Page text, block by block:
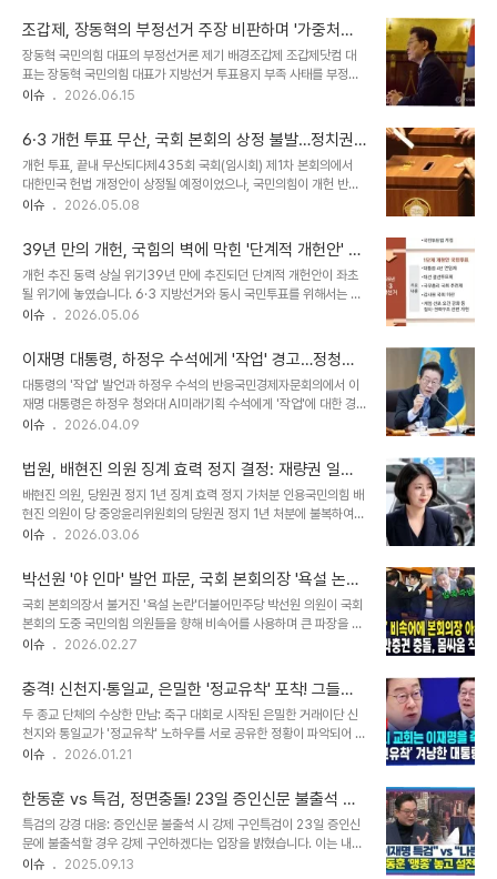
며 이재명 정부를 의심하는 ..
재명 정부를 뒷받침하는 것이 중요하다고 강조했습니다. 과거 대선 패
배 책임과 당대표직 사퇴 경험 언급송 의원은 지난 대선 패배 직후 당
대표직에서 물러난 자신의 경험을 거론하며 정 대표를 우회적으로 비
판했습니다. 당시 이재명 후보가 당대표 사퇴를 만류했음에도 불구하
고 대선 패배의 책임을 지고 즉시 사임했다고 설명했습니다. 이는 당대
신임 민정수석 인선 및 과거 수사 ..
조갑제, 장동혁의 부정선거 주장 비판하며 '가중처벌'
촉구
장동혁 국민의힘 대표의 부정선거론 제기 배경조갑제 조갑제닷컴 대
표는 장동혁 국민의힘 대표가 지방선거 투표용지 부족 사태를 부정선
거로 몰아가는 것에 대해 강하게 비판했습니다. 장동혁 대표가 공당의
국민의힘을 '먹잇감'으로 만들고 있다고 주장했습니다. 또한, 공정한
선거를 부정선거로 선동하는 행위는 일체의 공직에서 몰아내야 한다
고 강조했습니다. 조갑제의 비판과 제안조 대표는 장동혁 대표가 판사
출신임에도 불구하고 부정선거론을 주장하는 것은 가중처벌해야 한다
고 주장했습니다. 그는 국민의힘이 '국민의짐'을 거쳐 '국민의적'이 되
또한, 장동혁 대표의 전국 재선거 주장은 이미..
이슈 2026.06.15
6·3 개헌 투표 무산, 국회 본회의 상정 불발…정치권
격랑 예고
개헌 투표, 끝내 무산되다제435회 국회(임시회) 제1차 본회의에서
대한민국 헌법 개정안이 상정될 예정이었으나, 국민의힘이 개헌 반대
를 당론으로 정하며 본회의 불참을 선언했습니다. 이로 인해 6·3 개헌
정하지 않겠다고 밝혔습니다. 이번 결정은 정치권에 상당한 파장을 일
으킬 것으로 보입니다. 국민의힘, 개헌 반대 당론 재확인국민의힘은 이
번 개헌 논의에 대해 부정적인 입장을 분명히 했습니다. 당론으로 개헌
반대를 결정하고 본회의에 참석하지 않음으로써, 개헌 추진에 대한 강
력한 반대 의사를 표명했습니다. 이는 향후 정국 운영에 있어 여야 간
새로운 국면으로개헌 투표 무산..
이슈 2026.05.08
39년 만의 개헌, 국힘의 벽에 막힌 '단계적 개헌안' 좌
초 위기
개헌 추진 동력 상실 위기39년 만에 추진되던 단계적 개헌안이 좌초
될 위기에 놓였습니다. 6·3 지방선거와 동시 국민투표를 위해서는 7
일 국회 본회의 의결이 필수적이지만, 국민의힘이 당론으로 개헌안 부
장동혁 국민의힘 대표를 만나 협조를 요청했으나, 지방선거 동시 투표
반대 입장을 고수하며 사실상 빈손으로 돌아섰습니다. 이는 개헌안 통
과에 필요한 191석 확보가 어려워졌음을 시사합니다. 국민의힘의 불
참 또는 반대 기조가 굳어지면서, 개헌 성사를 위한 정부여당의 호소에
도 불구하고 난관이 예상됩니다. 국민의힘, '당론 불가' 입장 고수국민
한 반대 입장을 분명히 하고 있습니다...
이슈 2026.05.06
이재명 대통령, 하정우 수석에게 '작업' 경고…정청래
대표의 재치 있는 답변은?
대통령의 '작업' 발언과 하정우 수석의 반응국민경제자문회의에서 이
재명 대통령은 하정우 청와대 AI미래기획 수석에게 '작업'에 대한 경
고성 발언을 했습니다. 하 수석은 할 일에 집중하겠다는 의지를 보였습
주목을 받고 있습니다. 정청래 대표, '작업' 발언에 재치로 응수이재명
대통령의 발언 직후, 여수 서시장을 방문한 정청래 더불어민주당 대표
는 대통령의 '작업' 발언에 대해 농담으로 받아치며 재치 있게 응수했
습니다. 그는 당에서 요청하는 것은 그만큼 인재가 필요하다는 의미라
고 설명하며, 하 수석의 가치를 높이 평가했습니다. 정치권의 뜨거운
속해서 제기되는 가운데, ..
이슈 2026.04.09
법원, 배현진 의원 징계 효력 정지 결정: 재량권 일탈·
남용 지적
배현진 의원, 당원권 정지 1년 징계 효력 정지 가처분 인용국민의힘 배
현진 의원이 당 중앙윤리위원회의 당원권 정지 1년 처분에 불복하여
제기한 가처분 신청이 서울남부지방법원에서 받아들여졌습니다. 재판
계 양정을 하여 재량권을 일탈·남용한 중대한 하자가 있다고 판단했습
니다. 이에 따라 본안 판결 시까지 징계 처분의 효력이 정지됩니다. 법
원, '재량권 일탈·남용' 지적…회복하기 어려운 손해 우려서울남부지법
민사합의51부는 배현진 의원의 가처분 신청을 인용하며, 국민의힘의
징계 처분이 단순히 당원 자격 정지에 그치지 않고 서울시당위원장으
습니다. 또한, 이러한 징계가 회복하기 어..
이슈 2026.03.06
박선원 '야 인마' 발언 파문, 국회 본회의장 '욕설 논란'
확산
국회 본회의장서 불거진 '욕설 논란'더불어민주당 박선원 의원이 국회
본회의 도중 국민의힘 의원들을 향해 비속어를 사용하며 큰 파장을 일
으켰습니다. 민주당 의원들이 국민의힘이 추천한 천영식 방미통위 상
의원들과 공방이 벌어졌습니다. 이 과정에서 박 의원이 '야 인마'라고
외치며 논란이 증폭되었습니다. 국민의힘, '사과' 요구하며 강하게 반
발박선원 의원의 '야 인마' 발언에 대해 국민의힘 의원들은 즉각적으로
반발하며 사과를 요구했습니다. 국회라는 공적인 자리에서 나온 비속
어에 대해 국민의힘 측은 '어따 대고 욕을 하느냐'며 강하게 항의했습
가라앉지 않고 있습니다. 정치..
이슈 2026.02.27
충격! 신천지·통일교, 은밀한 '정교유착' 포착! 그들의
숨겨진 커넥션과 위험한 거래
두 종교 단체의 수상한 만남: 축구 대회로 시작된 은밀한 거래이단 신
천지와 통일교가 '정교유착' 노하우를 서로 공유한 정황이 파악되어 충
격을 주고 있습니다. 두 단체의 간부들은 축구 대회를 열며 교류를 이
들만의 은밀한 거래를 위한 시작이었을 가능성이 높습니다. 신천지, 통
일교를 부러워하다: 세계 평화와 해외 교류를 향한 갈망신천지 이만희
교주는 통일교 한학자 총재를 부러워한 것으로 전해집니다. 인류 구원
과 세계 평화를 모토로 해외 각국과 교류하는 통일교의 모습에 주목한
것입니다. 신천지는 세계적인 영향력을 확대하기 위해 통일교의 성공
이슈 2026.01.21
한동훈 vs 특검, 정면충돌! 23일 증인신문 불출석 강
행? [토요와이드 분석]
특검의 강경 대응: 증인신문 불출석 시 강제 구인특검이 23일 증인신
문에 불출석할 경우 강제 구인하겠다는 입장을 밝혔습니다. 이는 내란
음모 사건 관련 증인 소환에 대한 강력한 의지를 드러낸 것으로 풀이됩
이슈 2025.09.13